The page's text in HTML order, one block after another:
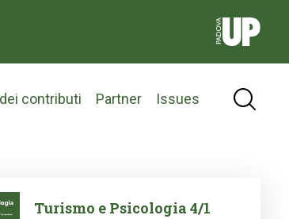
contributi Partner Issues
Turismo e Psicologia 4/1